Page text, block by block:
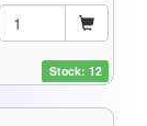
Stock: 12